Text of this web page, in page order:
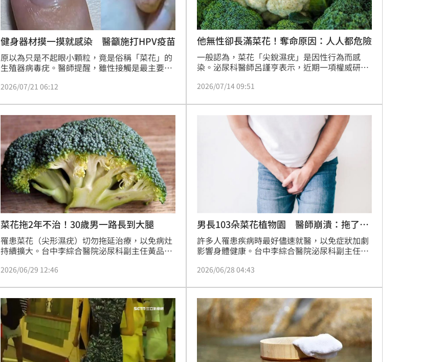
23:09
10:30
10:00
健身器材摸一摸就感染 醫籲施打HPV疫苗
原以為只是不起眼小顆粒，竟是俗稱「菜花」的
生殖器病毒疣。醫師提醒，雖性接觸是最主要感
染，提醒民眾莫輕忽HPV病毒的傳播風險。
2026/07/21 06:12
他無性卻長滿菜花！奪命原因：人人都危險
一般認為，菜花「尖銳濕疣」是因性行為而感
染。泌尿科醫師呂謹亨表示，近期一項權威研究
了一個非常重要的醫學觀念：不尋常、長在深處
警訊。
2026/07/14 09:51
菜花拖2年不治！30歲男一路長到大腿
罹患菜花（尖形濕疣）切勿拖延治療，以免病灶
持續擴大。台中李綜合醫院泌尿科副主任黃品叡
未就醫，長達2年僅自行塗抹來路不明的藥膏，
蔓延至睪丸、下腹部及大腿，範圍相當驚人。
2026/06/29 12:46
男長103朵菜花植物園 醫師崩潰：拖了2
年
許多人罹患疾病時最好儘速就醫，以免症狀加劇
影響身體健康。台中李綜合醫院泌尿科副主任黃
了2年不肯就醫，菜花從下體一路長到睪丸、下
怖場景讓人頭皮發麻。黃品叡呼籲三點，罹患菜
花時儘速就醫不要等，不要自己亂擦藥，最後則
是避免共用洗衣桶、衛浴用品。
2026/06/28 04:43